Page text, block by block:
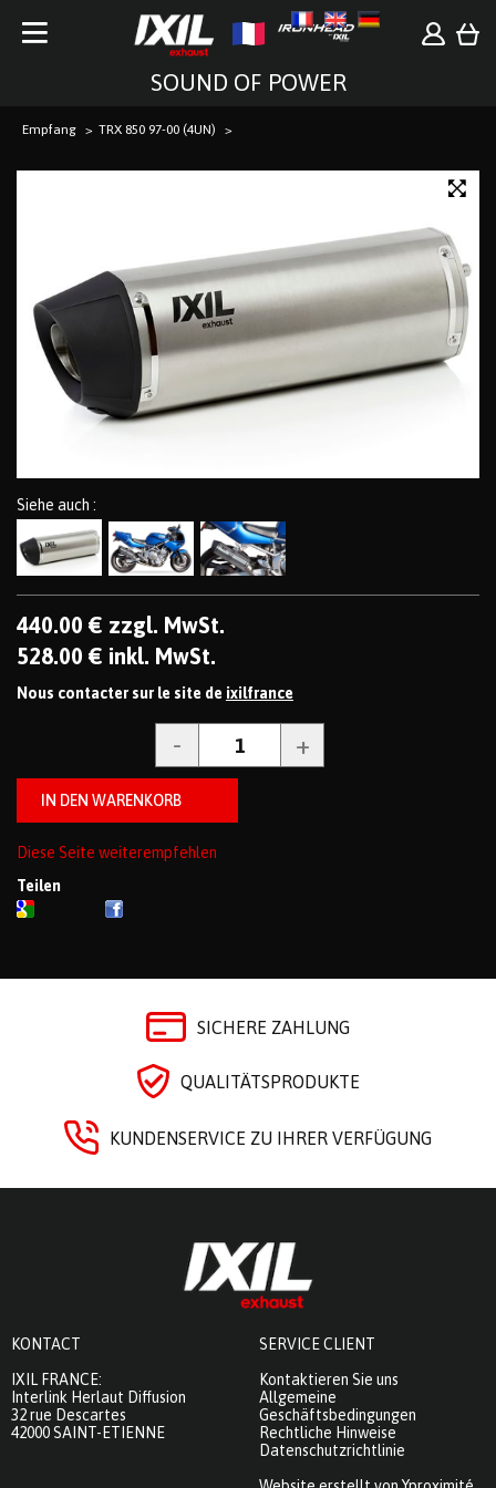
SOUND OF POWER
Empfang TRX 850 97-00 (4UN)
Siehe auch :
440.00 € zzgl. MwSt.
528.00 € inkl. MwSt.
Nous contacter sur le site de ixilfrance
Diese Seite weiterempfehlen
Teilen
SICHERE ZAHLUNG
QUALITÄTSPRODUKTE
KUNDENSERVICE ZU IHRER VERFÜGUNG
KONTACT
IXIL FRANCE:
Interlink Herlaut Diffusion
32 rue Descartes
42000 SAINT-ETIENNE
SERVICE CLIENT
Kontaktieren Sie uns
Allgemeine
Geschäftsbedingungen
Rechtliche Hinweise
Datenschutzrichtlinie